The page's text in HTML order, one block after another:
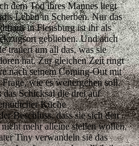
dem Tod ihres Mannes liegt
Leben in Scherben. Nur das
in Flensburg ist ihr als
geblieben. Und auch
trauert um all das, was sie
hat. Zur gleichen Zeit ringt
nach seinem Coming-Out mit
Frage, wie es weitergehen soll.
das Schicksal die drei auf
Küche
Beschluss, dass sie sich den
mehr alleine stellen wollen.
Tiny verwandeln sie das